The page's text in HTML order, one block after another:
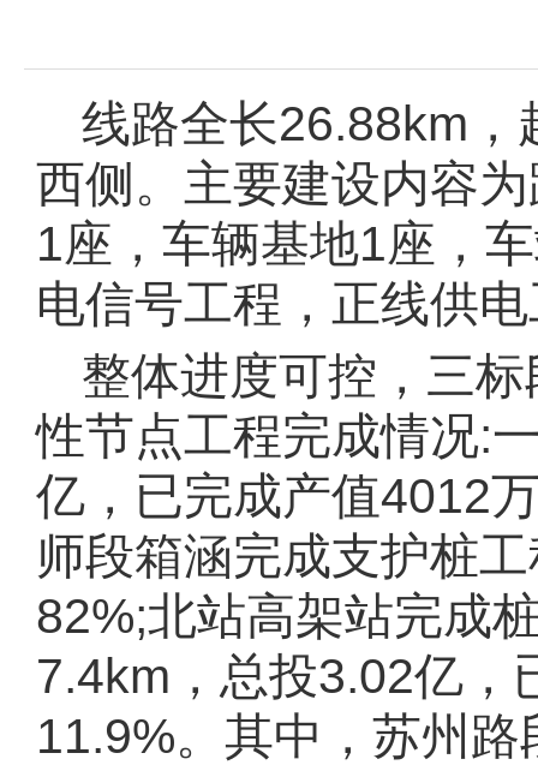
线路全长26.88km
西侧。主要建设内容
1座，车辆基地1座，
电信号工程，正线供
整体进度可控，三
性节点工程完成情况:
亿，已完成产值4012
师段箱涵完成支护桩
82%;北站高架站完成
7.4km ，总投3.02亿，
11.9%。其中，苏州